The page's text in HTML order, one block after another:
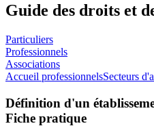
Guide des droits et
Particuliers
Professionnels
Associations
Accueil professionnelsSecteurs
Définition d'un
Fiche pratique